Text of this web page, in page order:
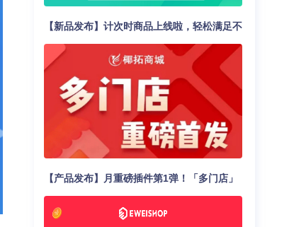
【新品发布】计次时商品上线啦，轻松满足不
同核销场景！
【产品发布】月重磅插件第1弹！「多门店」
震撼发布，助力商家业绩轻松翻倍！